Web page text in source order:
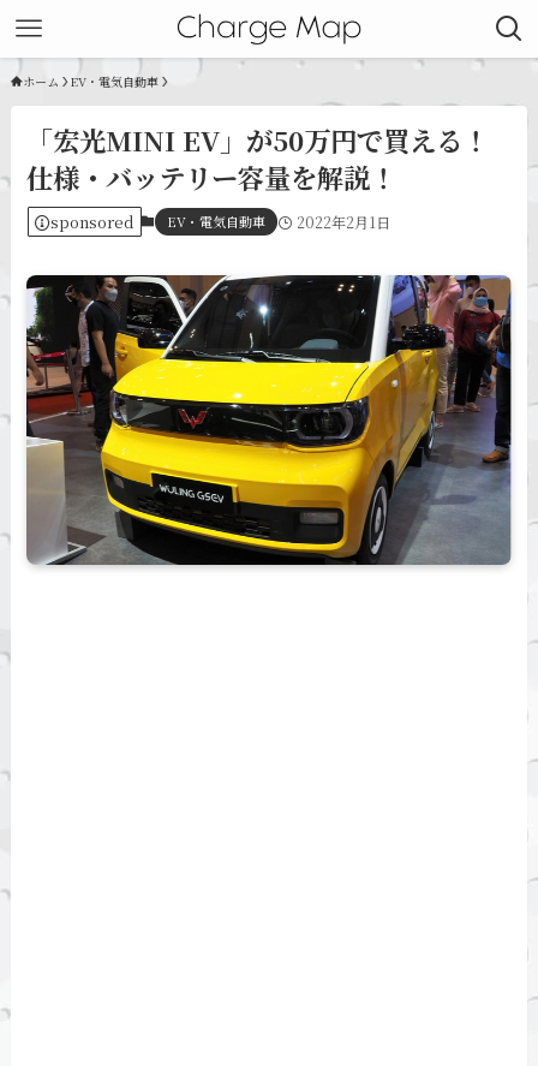
ホーム EV・電気自動車
「宏光MINI EV」が50万円で買える！
仕様・バッテリー容量を解説！
sponsored EV・電気自動車 2022年2月1日